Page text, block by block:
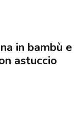
in bambù e
astuccio